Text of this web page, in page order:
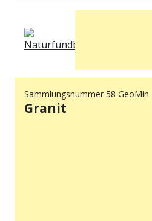
Sammlungsnummer 58 GeoMin
Granit